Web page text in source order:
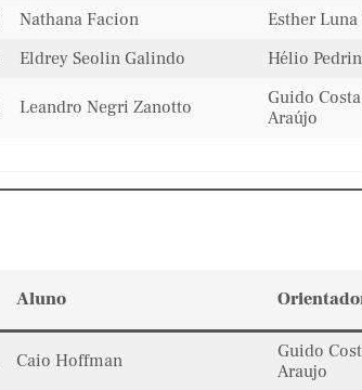
Nathana Facion
Esther
Eldrey Seolin Galindo Hélio
Leandro Negri Zanotto
Guido
Araújo
Aluno
Caio Hoffman
Guido
Araujo